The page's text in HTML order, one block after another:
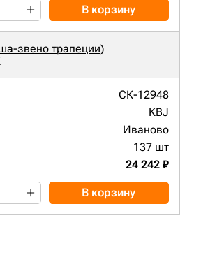
В корзину
звено трапеции)
СК-12948
KBJ
Иваново
137 шт
24 242 ₽
В корзину